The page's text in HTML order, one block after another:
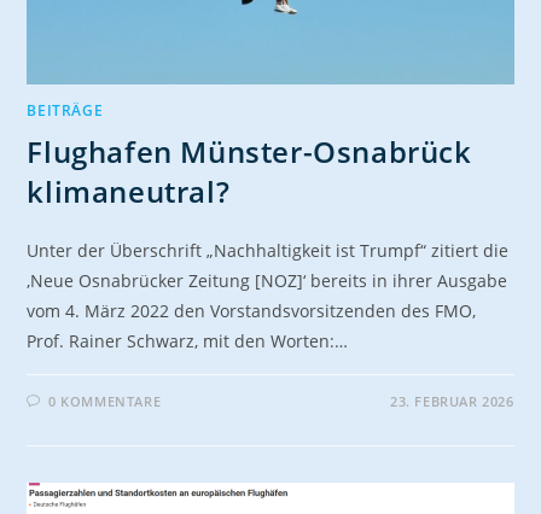
BEITRÄGE
Flughafen Münster-Osnabrück
klimaneutral?
Unter der Überschrift „Nachhaltigkeit ist Trumpf“ zitiert die
‚Neue Osnabrücker Zeitung [NOZ]‘ bereits in ihrer Ausgabe
vom 4. März 2022 den Vorstandsvorsitzenden des FMO,
Prof. Rainer Schwarz, mit den Worten:…
0 KOMMENTARE 23. FEBRUAR 2026